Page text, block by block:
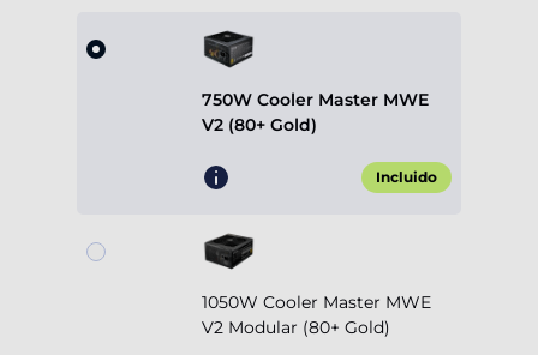
750W Cooler Master MWE
V2 (80+ Gold)
Incluido
1050W Cooler Master MWE
V2 Modular (80+ Gold)